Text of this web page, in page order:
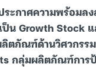
ะกาศความพร้อมล
ป็น Growth Stock
ตภัณฑ์ด้านวิศวกรร
กลุ่มผลิตภัณฑ์กา